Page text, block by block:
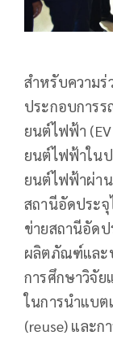
สำหรับความร่
ประกอบการร
ยนต์ไฟฟ้า
ยนต์ไฟฟ้าใน
ยนต์ไฟฟ้าผ่า
สถานีอัดประ
ข่ายสถานีอัดป
ผลิตภัณฑ์และ
การศึกษาวิจั
ในการนำแบ
(reuse) และก